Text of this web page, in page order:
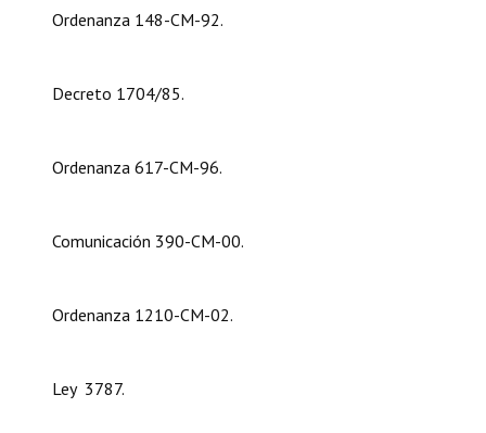
Dictámenes Asesoría Letrada
Informes de Unidad Coordinadora
NORMATIVA
Resoluciones
Ordenanza 148-CM-92.
Decreto 1704/85.
Ordenanza 617-CM-96.
Comunicación 390-CM-00.
Ordenanza 1210-CM-02.
Ley 3787.